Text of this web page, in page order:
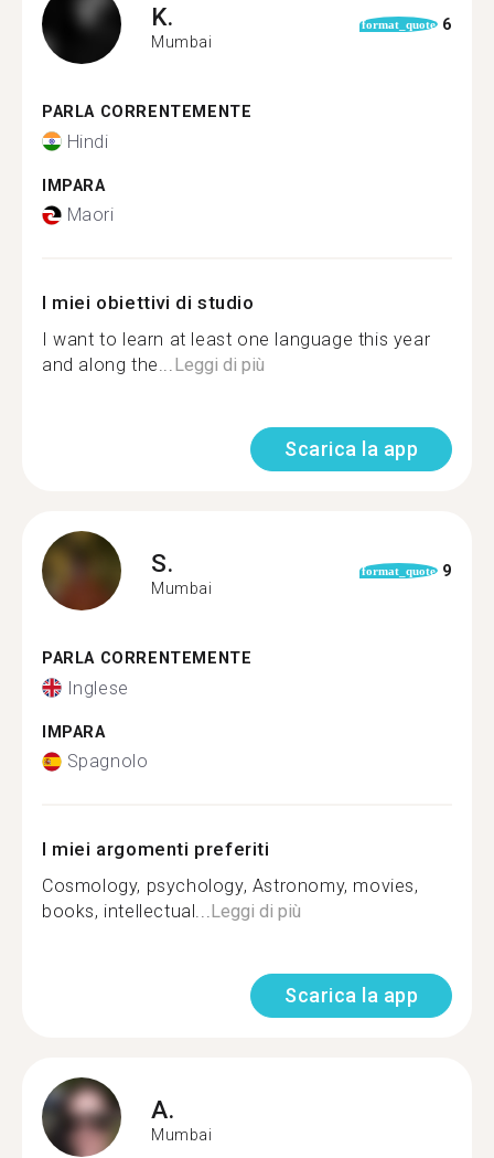
K.
Mumbai
format_quote 6
PARLA CORRENTEMENTE
Hindi
IMPARA
Maori
I miei obiettivi di studio
I want to learn at least one language this year
and along the...Leggi di più
Scarica la app
S.
Mumbai
format_quote 9
PARLA CORRENTEMENTE
Inglese
IMPARA
Spagnolo
I miei argomenti preferiti
Cosmology, psychology, Astronomy, movies,
books, intellectual...Leggi di più
Scarica la app
A.
Mumbai